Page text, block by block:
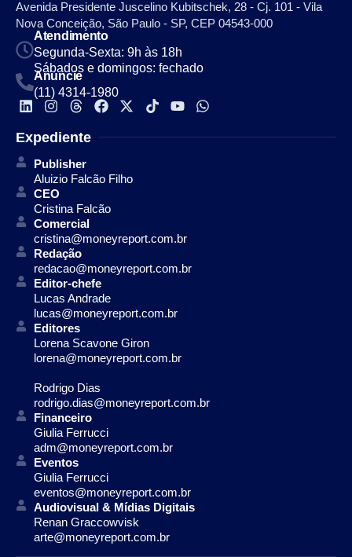
Avenida Presidente Juscelino Kubitschek, 28 - Cj. 101 - Vila
Nova Conceição, São Paulo - SP, CEP 04543-000
Atendimento
Segunda-Sexta: 9h às 18h
Sábados e domingos: fechado
Anuncie
(11) 4314-1980
Expediente
Publisher
Aluizio Falcão Filho
CEO
Cristina Falcão
Comercial
cristina@moneyreport.com.br
Redação
redacao@moneyreport.com.br
Editor-chefe
Lucas Andrade
lucas@moneyreport.com.br
Editores
Lorena Scavone Giron
lorena@moneyreport.com.br
Rodrigo Dias
rodrigo.dias@moneyreport.com.br
Financeiro
Giulia Ferrucci
adm@moneyreport.com.br
Eventos
Giulia Ferrucci
eventos@moneyreport.com.br
Audiovisual & Mídias Digitais
Renan Graccowvisk
arte@moneyreport.com.br